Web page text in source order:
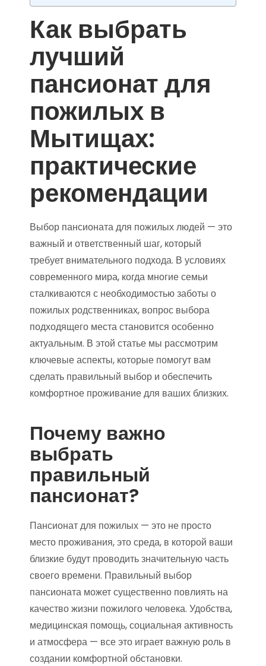
Как выбрать
лучший
пансионат для
пожилых в
Мытищах:
практические
рекомендации
Выбор пансионата для пожилых людей — это
важный и ответственный шаг, который
требует внимательного подхода. В условиях
современного мира, когда многие семьи
сталкиваются с необходимостью заботы о
пожилых родственниках, вопрос выбора
подходящего места становится особенно
актуальным. В этой статье мы рассмотрим
ключевые аспекты, которые помогут вам
сделать правильный выбор и обеспечить
комфортное проживание для ваших близких.
Почему важно
выбрать
правильный
пансионат?
Пансионат для пожилых — это не просто
место проживания, это среда, в которой ваши
близкие будут проводить значительную часть
своего времени. Правильный выбор
пансионата может существенно повлиять на
качество жизни пожилого человека. Удобства,
медицинская помощь, социальная активность
и атмосфера — все это играет важную роль в
создании комфортной обстановки.